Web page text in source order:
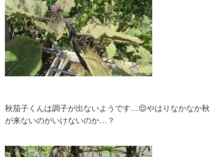
秋茄子くんは調子が出ないようです…😌やはりなかなか秋
が来ないのがいけないのか…？